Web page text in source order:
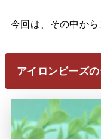
今回は、その中から
アイロンビーズ